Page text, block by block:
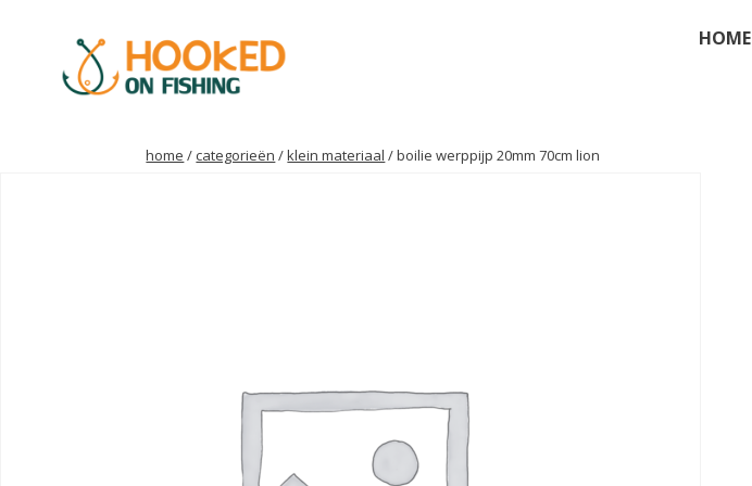
HOME
home / categorieën /klein materiaal / boilie werppijp 20mm 70cm lion